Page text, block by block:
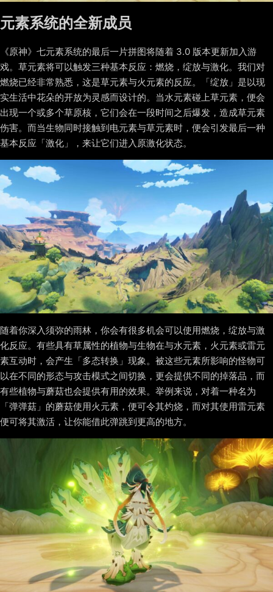
元素系统的全新成员
《原神》七元素系统的最后一片拼图将随着 3.0 版本更新加入游
戏。草元素将可以触发三种基本反应：燃烧，绽放与激化。我们对
燃烧已经非常熟悉，这是草元素与火元素的反应。「绽放」是以现
实生活中花朵的开放为灵感而设计的。当水元素碰上草元素，便会
出现一个或多个草原核，它们会在一段时间之后爆发，造成草元素
伤害。而当生物同时接触到电元素与草元素时，便会引发最后一种
基本反应「激化」，来让它们进入原激化状态。
随着你深入须弥的雨林，你会有很多机会可以使用燃烧，绽放与激
化反应。有些具有草属性的植物与生物在与水元素，火元素或雷元
素互动时，会产生「多态转换」现象。被这些元素所影响的怪物可
以在不同的形态与攻击模式之间切换，更会提供不同的掉落品，而
有些植物与蘑菇也会提供有用的效果。举例来说，对着一种名为
「弹弹菇」的蘑菇使用火元素，便可令其灼烧，而对其使用雷元素
便可将其激活，让你能借此弹跳到更高的地方。